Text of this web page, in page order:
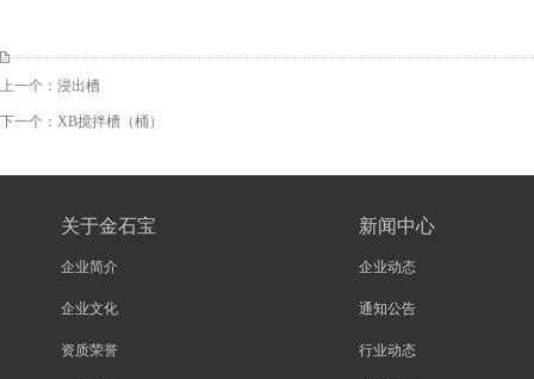
上一个： 浸出槽
下一个： XB搅拌槽（桶）
关于金石宝
企业简介
企业文化
资质荣誉
新闻中心
企业动态
通知公告
行业动态